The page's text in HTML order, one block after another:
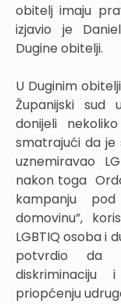
obitelj imaju
izjavio je
Dugine obitelji.
U Duginim
Županijski sud
donijeli
smatrajući da je
uznemiravao
nakon toga
kampanju
domovinu”,
LGBTIQ osoba i
potvrdio da
priopćenju